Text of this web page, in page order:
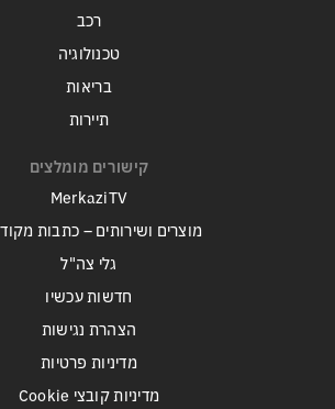
רכב
טכנולוגיה
בריאות
תיירות
קישורים מומלצים
MerkaziTV
מוצרים ושירותים – כתבות
גלי צה"ל
חדשות עכשיו
הצהרת נגישות
מדיניות פרטיות
מדיניות קובצי Cookie